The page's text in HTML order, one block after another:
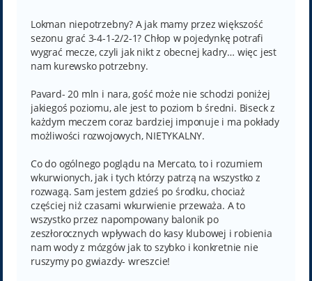
t
Lokman niepotrzebny? A jak mamy przez większość
sezonu grać 3-4-1-2/2-1? Chłop w pojedynkę potrafi
wygrać mecze, czyli jak nikt z obecnej kadry… więc jest
nam kurewsko potrzebny.
Pavard- 20 mln i nara, gość może nie schodzi poniżej
jakiegoś poziomu, ale jest to poziom b średni. Biseck z
każdym meczem coraz bardziej imponuje i ma pokłady
możliwości rozwojowych, NIETYKALNY.
Co do ogólnego poglądu na Mercato, to i rozumiem
wkurwionych, jak i tych którzy patrzą na wszystko z
rozwagą. Sam jestem gdzieś po środku, chociaż
częściej niż czasami wkurwienie przeważa. A to
wszystko przez napompowany balonik po
zeszłorocznych wpływach do kasy klubowej i robienia
nam wody z mózgów jak to szybko i konkretnie nie
ruszymy po gwiazdy- wreszcie!